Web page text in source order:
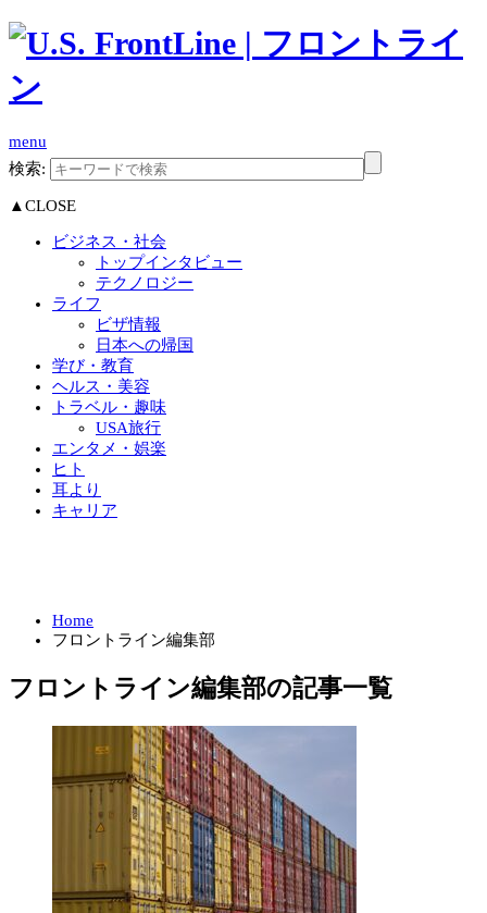
menu
検索:
▲CLOSE
ビジネス・社会
トップインタビュー
テクノロジー
ライフ
ビザ情報
日本への帰国
学び・教育
ヘルス・美容
トラベル・趣味
USA旅行
エンタメ・娯楽
ヒト
耳より
キャリア
Home
フロントライン編集部
フロントライン編集部の記事一覧